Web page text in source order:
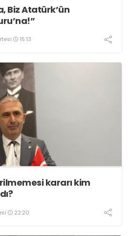
Biz Atatürk’ün
15:13
kararı kim
22:20